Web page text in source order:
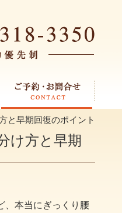
と早期回復のポイント
け方と早期
、本当にぎっくり腰